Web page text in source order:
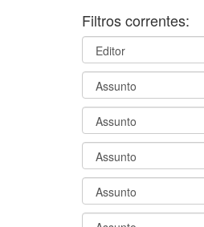
Filtros correntes: